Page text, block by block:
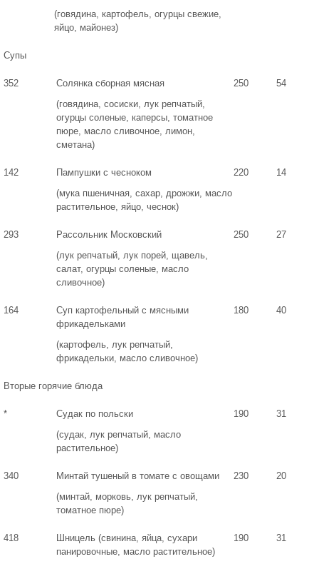
(говядина, картофель, огурцы свежие,
яйцо, майонез)
Супы
352
Солянка сборная мясная
(говядина, сосиски, лук репчатый,
огурцы соленые, каперсы, томатное
пюре, масло сливочное, лимон,
сметана)
250 54
142
Пампушки с чесноком
(мука пшеничная, сахар, дрожжи, масло
растительное, яйцо, чеснок)
220 14
293
Рассольник Московский
(лук репчатый, лук порей, щавель,
салат, огурцы соленые, масло
сливочное)
250 27
164
Суп картофельный с мясными
фрикадельками
(картофель, лук репчатый,
фрикадельки, масло сливочное)
180 40
Вторые горячие блюда
*
Судак по польски
(судак, лук репчатый, масло
растительное)
190 31
340
Минтай тушеный в томате с овощами
(минтай, морковь, лук репчатый,
томатное пюре)
230 20
418
Шницель (свинина, яйца, сухари
панировочные, масло растительное)
190 31